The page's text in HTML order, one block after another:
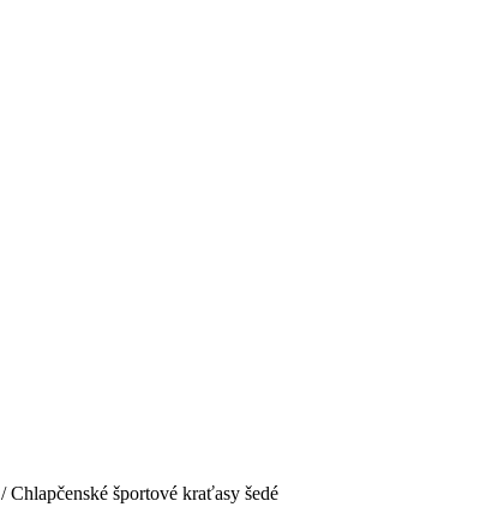
/ Chlapčenské športové kraťasy šedé